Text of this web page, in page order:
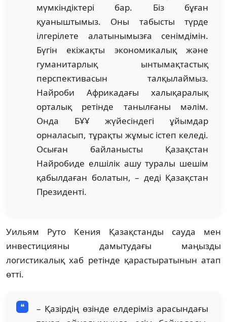
мүмкіндіктері бар. Біз бұған
қуаныштымыз. Оны табысты түрде
ілгерілете алатынымызға сенімдімін.
Бүгін екіжақты экономикалық және
гуманитарлық ынтымақтастық
перспективасын талқылаймыз.
Найроби Африкадағы халықаралық
орталық ретінде танылғаны мәлім.
Онда БҰҰ жүйесіндегі ұйымдар
орналасып, тұрақты жұмыс істеп келеді.
Осыған байланысты Қазақстан
Найробиде елшілік ашу туралы шешім
қабылдаған болатын, – деді Қазақстан
Президенті.
Уильям Руто Кения Қазақстанды сауда мен
инвестицияны дамытудағы маңызды
логистикалық хаб ретінде қарастыратынын атап
өтті.
– Қазірдің өзінде елдеріміз арасындағы